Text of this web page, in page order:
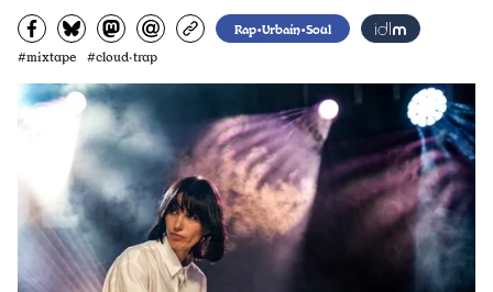
Partagez sur Facebook
Partager sur Bluesky
Partager sur Mastodon
Partagez par e-mail
Copiez l’url
Rap•Urbain•Soul
#mixtape #cloud·trap